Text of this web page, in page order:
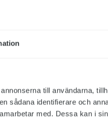
till användarna,
sådana identifierare och
med. Dessa kan i